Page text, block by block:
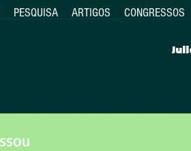
PESQUISA ARTIGOS CONGRESSOS